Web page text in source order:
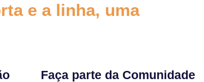
e a linha, uma
Faça parte da Comunidade